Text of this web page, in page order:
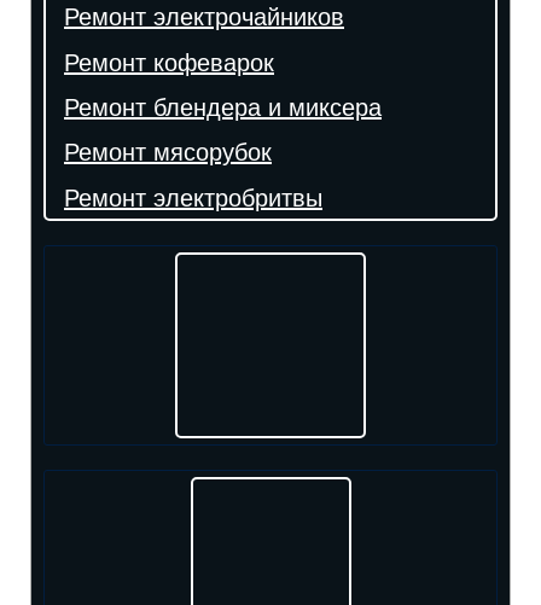
Ремонт электрочайников
Ремонт кофеварок
Ремонт блендера и миксера
Ремонт мясорубок
Ремонт электробритвы